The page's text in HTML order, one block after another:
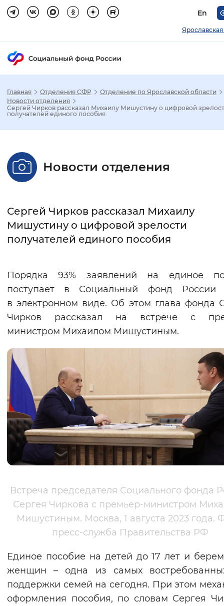
En
Стандартный Увеличенный
Без засечек С засечками
Интервал между буквами
Цвет сайта
Монохромный Инверсивный
Синий фон
Включены
Звуковой ассистент
Воспроизвести Остановить
Вернуть стандартные настройки
Главная Отделения СФР
Отделение по Ярославской области
Новости отделения
Сергей Чирков рассказал Михаилу Мишустину о цифровой
получателей единого пособия
Новости отделения
Сергей Чирков рассказал Михаилу
Мишустину о цифровой зрелости
получателей единого пособия
Порядка 93% заявлений на единое
поступает в Социальный фонд
в электронном виде. Об этом глава фонда
Чирков рассказал на встрече с
министром Михаилом Мишустиным.
Встреча председателя Социального фонда
Сергея Чиркова с премьер-министром
Мишустиным. Москва, 1 августа 2023 года.
пресс-служба Правительства РФ
Единое пособие на детей до 17 лет и
женщин – одна из самых
поддержки семей на сегодня. При этом
оформления пособия, по словам Сергея